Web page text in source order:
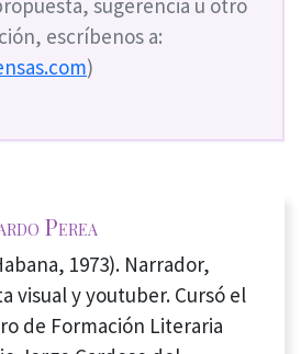
sugerencia u otro
escríbenos a:
)
Perea
1973). Narrador,
visual y youtuber. Cursó el
de Formación Literaria